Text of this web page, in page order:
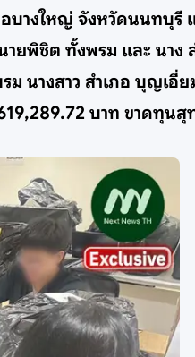
งใหญ่ จังหวัดนนทบุรี แ
ยพิชิต ทั้งพรม และ นาง
างสาว สำเภอ บุญเอี่ย
บาท ขาดทุน